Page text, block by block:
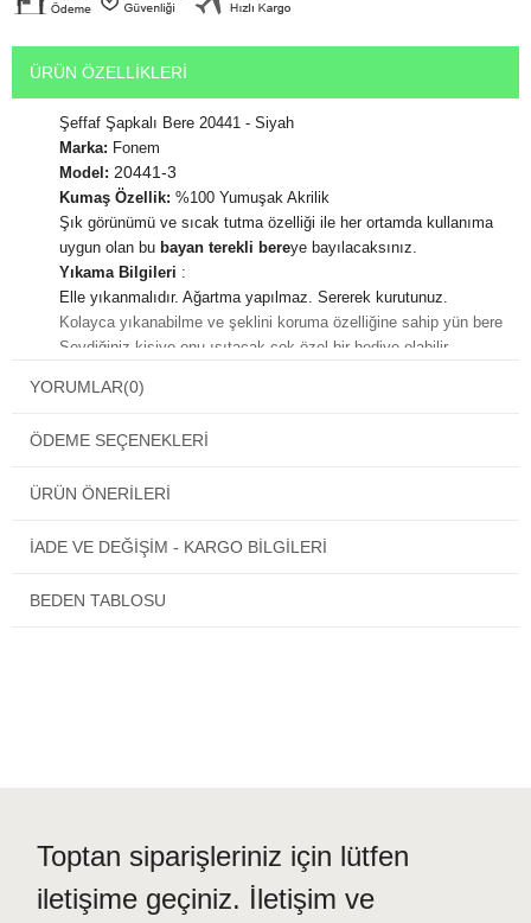
ÜRÜN ÖZELLIKLERI
Şeffaf Şapkalı Bere 20441 - Siyah
Marka: Fonem
Model: 20441-3
Kumaş Özellik: %100 Yumuşak Akrilik
Şık görünümü ve sıcak tutma özelliği ile her ortamda kullanıma
uygun olan bu bayan terekli bereye bayılacaksınız.
Yıkama Bilgileri :
Elle yıkanmalıdır. Ağartma yapılmaz. Sererek kurutunuz.
Kolayca yıkanabilme ve şeklini koruma özelliğine sahip yün bere
Sevdiğiniz kişiye onu ısıtacak çok özel bir hediye olabilir.
bilinmektedir.
çıkacak olan kutucuğu işaretlemeniz yeterlidir. Yazılı not bırakma
Türkiye'nin neresinde olursanız olun siparişiniz kapınıza gelecektir.
YORUMLAR(0)
ÖDEME SEÇENEKLERI
ÜRÜN ÖNERILERI
İADE VE DEĞİŞİM - KARGO BİLGİLERİ
BEDEN TABLOSU
Toptan siparişleriniz için lütfen
iletişime geçiniz. İletişim ve